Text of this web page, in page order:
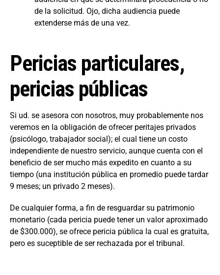
de la solicitud. Ojo, dicha audiencia puede
extenderse más de una vez.
Pericias particulares,
pericias públicas
Si ud. se asesora con nosotros, muy probablemente nos
veremos en la obligación de ofrecer peritajes privados
(psicólogo, trabajador social); el cual tiene un costo
independiente de nuestro servicio, aunque cuenta con el
beneficio de ser mucho más expedito en cuanto a su
tiempo (una institución pública en promedio puede tardar
9 meses; un privado 2 meses).
De cualquier forma, a fin de resguardar su patrimonio
monetario (cada pericia puede tener un valor aproximado
de $300.000), se ofrece pericia pública la cual es gratuita,
pero es suceptible de ser rechazada por el tribunal.